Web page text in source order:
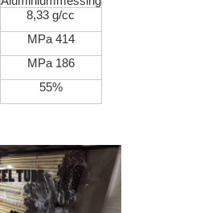
8,33 g/cc
MPa 414
MPa 186
55%